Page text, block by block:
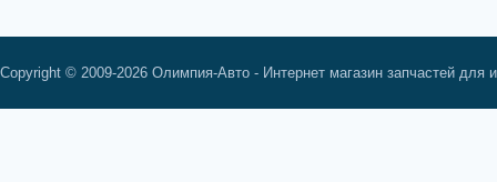
Copyright © 2009-2026 Олимпия-Авто - Интернет магазин запчастей для